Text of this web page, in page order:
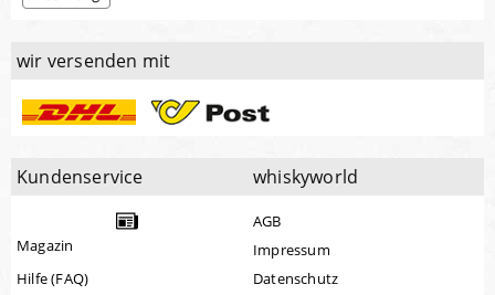
wir versenden mit
Kundenservice
Magazin
Hilfe (FAQ)
whiskyworld
AGB
Impressum
Datenschutz